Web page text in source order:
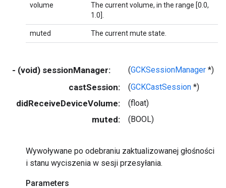
volume
The current volume, in the range [0.0,
1.0].
muted The current mute state.
- (void) sessionManager: (GCKSessionManager *)
castSession: (GCKCastSession *)
didReceiveDeviceVolume: (float)
muted: (BOOL)
Wywoływane po odebraniu zaktualizowanej głośności
i stanu wyciszenia w sesji przesyłania.
Parameters